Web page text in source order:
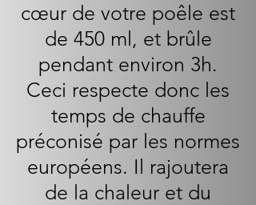
cœur de votre poêle est
de 450 ml, et brûle
pendant environ 3h.
Ceci respecte donc les
temps de chauffe
préconisé par les normes
européens. Il rajoutera
de la chaleur et du